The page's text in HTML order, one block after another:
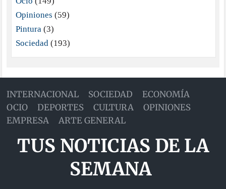
Opiniones (59)
Pintura (3)
Sociedad (193)
INTERNACIONAL SOCIEDAD
ECONOMÍA
OCIO
DEPORTES CULTURA
OPINIONES
EMPRESA
ARTE GENERAL
TUS NOTICIAS DE LA
SEMANA